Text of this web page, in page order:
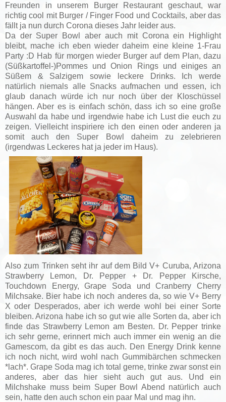
Freunden in unserem Burger Restaurant geschaut, war
richtig cool mit Burger / Finger Food und Cocktails, aber das
fällt ja nun durch Corona dieses Jahr leider aus.
Da der Super Bowl aber auch mit Corona ein Highlight
bleibt, mache ich eben wieder daheim eine kleine 1-Frau
Party :D Hab für morgen wieder Burger auf dem Plan, dazu
(Süßkartoffel-)Pommes und Onion Rings und einiges an
Süßem & Salzigem sowie leckere Drinks. Ich werde
natürlich niemals alle Snacks aufmachen und essen, ich
glaub danach würde ich nur noch über der Kloschüssel
hängen. Aber es is einfach schön, dass ich so eine große
Auswahl da habe und irgendwie habe ich Lust die euch zu
zeigen. Vielleicht inspiriere ich den einen oder anderen ja
somit auch den Super Bowl daheim zu zelebrieren
(irgendwas Leckeres hat ja jeder im Haus).
Also zum Trinken seht ihr auf dem Bild V+ Curuba, Arizona
Strawberry Lemon, Dr. Pepper + Dr. Pepper Kirsche,
Touchdown Energy, Grape Soda und Cranberry Cherry
Milchsake. Bier habe ich noch anderes da, so wie V+ Berry
X oder Desperados, aber ich werde wohl bei einer Sorte
bleiben. Arizona habe ich so gut wie alle Sorten da, aber ich
finde das Strawberry Lemon am Besten. Dr. Pepper trinke
ich sehr gerne, erinnert mich auch immer ein wenig an die
Gamescom, da gibt es das auch. Den Energy Drink kenne
ich noch nicht, wird wohl nach Gummibärchen schmecken
*lach*. Grape Soda mag ich total gerne, trinke zwar sonst ein
anderes, aber das hier sieht auch gut aus. Und ein
Milchshake muss beim Super Bowl Abend natürlich auch
sein, hatte den auch schon ein paar Mal und mag ihn.